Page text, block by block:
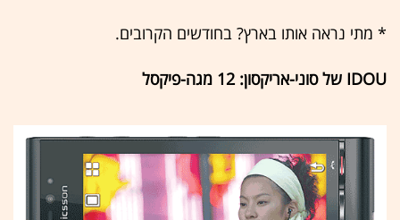
* מתי נראה אותו בארץ? בחודשים הקרובים.
IDOU של סוני-אריקסון: 12 מגה-פיקסל